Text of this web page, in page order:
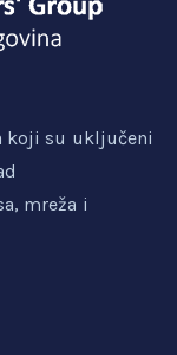
koji su uključeni
mreža i